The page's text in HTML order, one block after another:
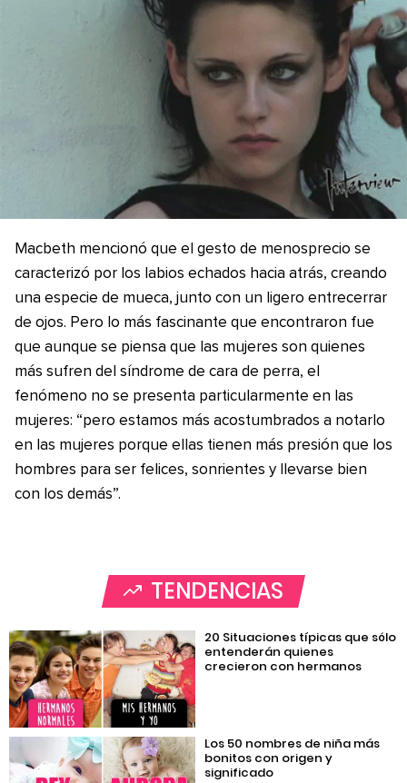
Macbeth mencionó que el gesto de menosprecio se
caracterizó por los labios echados hacia atrás, creando
una especie de mueca, junto con un ligero entrecerrar
de ojos. Pero lo más fascinante que encontraron fue
que aunque se piensa que las mujeres son quienes
más sufren del síndrome de cara de perra, el
fenómeno no se presenta particularmente en las
mujeres: “pero estamos más acostumbrados a notarlo
en las mujeres porque ellas tienen más presión que los
hombres para ser felices, sonrientes y llevarse bien
con los demás”.
TENDENCIAS
20 Situaciones típicas que sólo
entenderán quienes
crecieron con hermanos
Los 50 nombres de niña más
bonitos con origen y
significado